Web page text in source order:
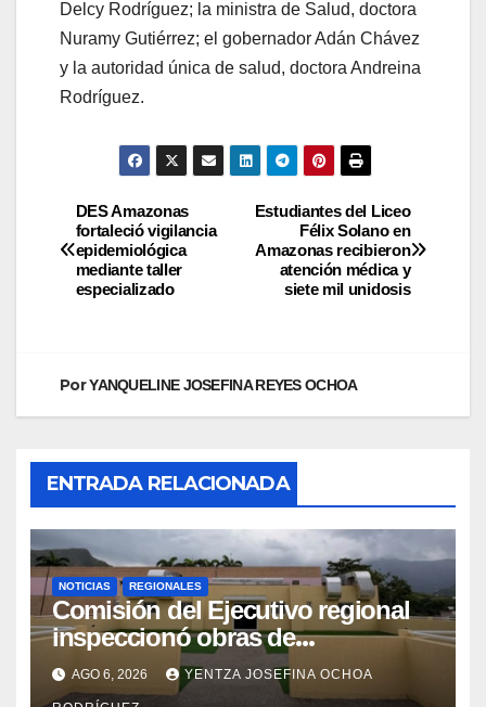
Delcy Rodríguez; la ministra de Salud, doctora
Nuramy Gutiérrez; el gobernador Adán Chávez
y la autoridad única de salud, doctora Andreina
Rodríguez.
Estudiantes del Liceo
Félix Solano en
Amazonas recibieron
atención médica y
siete mil unidosis
DES Amazonas
fortaleció vigilancia
epidemiológica
mediante taller
especializado
PorYANQUELINE JOSEFINA REYES OCHOA
ENTRADA RELACIONADA
NOTICIAS REGIONALES
Comisión del Ejecutivo regional
inspeccionó obras de
recuperación en la Maternidad
Integral Aragua
AGO 6, 2026 YENTZA JOSEFINA OCHOA